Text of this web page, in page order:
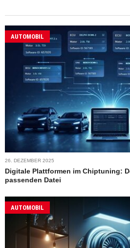
AUTOMOBIL
26. DEZEMBER 2025
Digitale Plattformen im Chiptuning:
passenden Datei
AUTOMOBIL